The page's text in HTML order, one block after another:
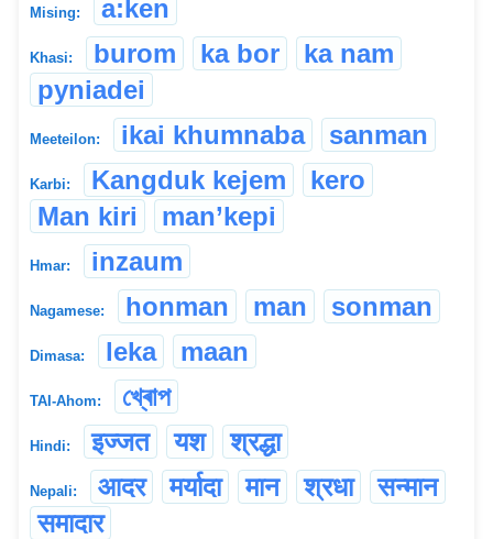
Mising: a:ken
Khasi: burom ka bor
ka nam
pyniadei
Meeteilon: ikai khumnaba sanman
Karbi: Kangduk kejem
kero
Man kiri
man’kepi
Hmar: inzaum
Nagamese: honman man sonman
Dimasa: leka maan
TAI-Ahom: খ্ৰোপ
Hindi: इज्जत यश श्रद्धा
Nepali: आदर मर्यादा मान श्रधा
सन्मान
समादार